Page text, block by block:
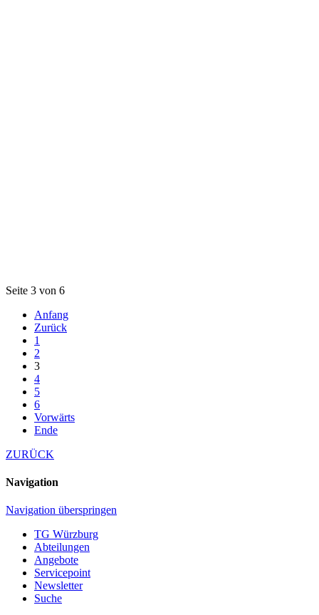
Seite 3 von 6
Anfang
Zurück
1
2
3
4
5
6
Vorwärts
Ende
ZURÜCK
Navigation
Navigation überspringen
TG Würzburg
Abteilungen
Angebote
Servicepoint
Newsletter
Suche